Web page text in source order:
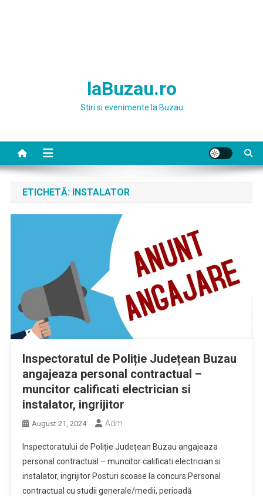
laBuzau.ro
Stiri si evenimente la Buzau
ETICHETĂ: INSTALATOR
Inspectoratul de Poliție Județean Buzau
angajeaza personal contractual –
muncitor calificati electrician si
instalator, ingrijitor
August 21, 2024 Adm
Inspectoratului de Poliție Județean Buzau angajeaza
personal contractual – muncitor calificati electrician si
instalator, ingrijitor Posturi scoase la concurs:Personal
contractual cu studii generale/medii, perioadă